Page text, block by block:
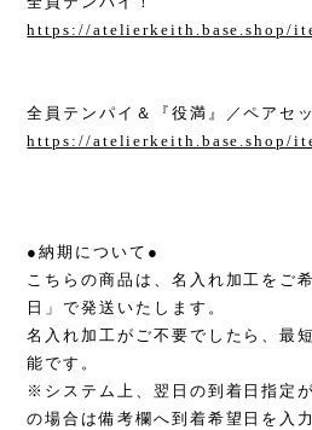
https://atelierkeith.base.shop/
全員テンパイ＆『役満』／ペアセ
https://atelierkeith.base.shop/
●納期について●
こちらの商品は、名入れ加工をご
日」で発送いたします。
名入れ加工がご不要でしたら、最
能です。
※システム上、翌日の到着日指定
の場合は備考欄へ到着希望日を入